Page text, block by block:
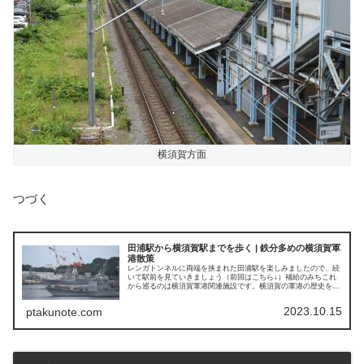
横須賀方面
つづく
田浦駅から横須賀駅までを歩く | 鉄分多めの横須賀軍
港散策
レンガトンネルに両端を挟まれた田浦駅を楽しみましたので、続
いて駅前を見ていきましょう（前回はこちら↓）補給のみちこれ
から巡るのは横須賀軍港関連施設です。横須賀の軍港の歴史を紐
ptakunote.com 2023.10.15